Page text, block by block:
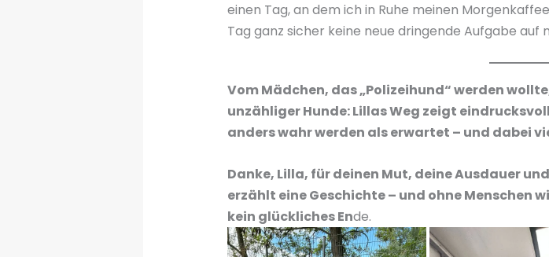
einen Tag, an dem ich in Ruhe meinen
Tag ganz sicher keine neue dringende Aufgabe auf
Vom Mädchen, das „Polizeihund“ werden
unzähliger Hunde: Lillas Weg zeigt
anders wahr werden als erwartet – und dabei
Danke, Lilla, für deinen Mut, deine Ausdauer
erzählt eine Geschichte – und ohne Menschen
kein glückliches Ende.